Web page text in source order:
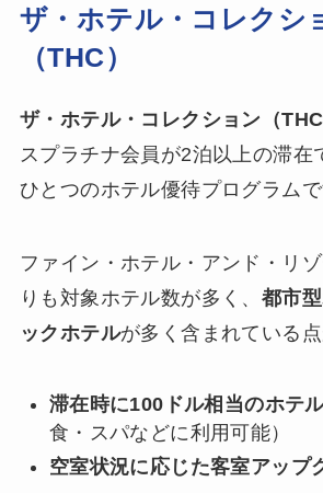
ザ・ホテル・コレクシ
（THC）
ザ・ホテル・コレクション（THC
スプラチナ会員が2泊以上の滞在
ひとつのホテル優待プログラムで
ファイン・ホテル・アンド・リ
りも対象ホテル数が多く、 都市
ックホテルが多く含まれている点
滞在時に100ドル相当のホテ
食・スパなどに利用可能）
空室状況に応じた客室アップ